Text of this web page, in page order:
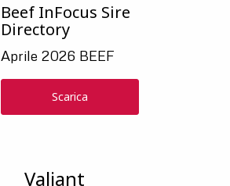
Beef InFocus Sire
Directory
Aprile 2026 BEEF
Scarica
Valiant